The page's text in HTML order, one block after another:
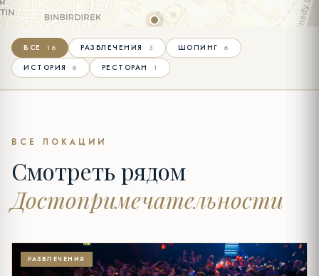
ВСЕ 16 РАЗВЛЕЧЕНИЯ 3 ШОПИНГ 6
ИСТОРИЯ 6 РЕСТОРАН 1
ВСЕ ЛОКАЦИИ
Смотреть рядом
Достопримечательности
РАЗВЛЕЧЕНИЯ